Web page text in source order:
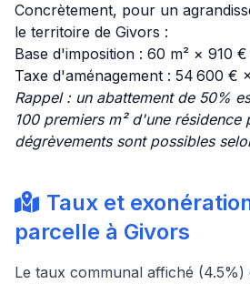
Concrètement, pour un
le territoire de Givors :
Base d'imposition : 60 m² × 910 €
Taxe d'aménagement : 54 600 €
Rappel : un abattement de 50%
100 premiers m² d'une résidence
dégrèvements sont possibles
Taux et
parcelle à Givors
Le taux communal affiché